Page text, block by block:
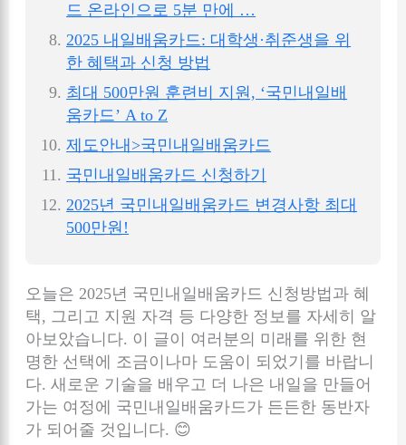
드 온라인으로 5분 만에 …
2025 내일배움카드: 대학생·취준생을 위
한 혜택과 신청 방법
최대 500만원 훈련비 지원, ‘국민내일배
움카드’ A to Z
제도안내>국민내일배움카드
국민내일배움카드 신청하기
2025년 국민내일배움카드 변경사항 최대
500만원!
오늘은 2025년 국민내일배움카드 신청방법과 혜
택, 그리고 지원 자격 등 다양한 정보를 자세히 알
아보았습니다. 이 글이 여러분의 미래를 위한 현
명한 선택에 조금이나마 도움이 되었기를 바랍니
다. 새로운 기술을 배우고 더 나은 내일을 만들어
가는 여정에 국민내일배움카드가 든든한 동반자
가 되어줄 것입니다. 😊